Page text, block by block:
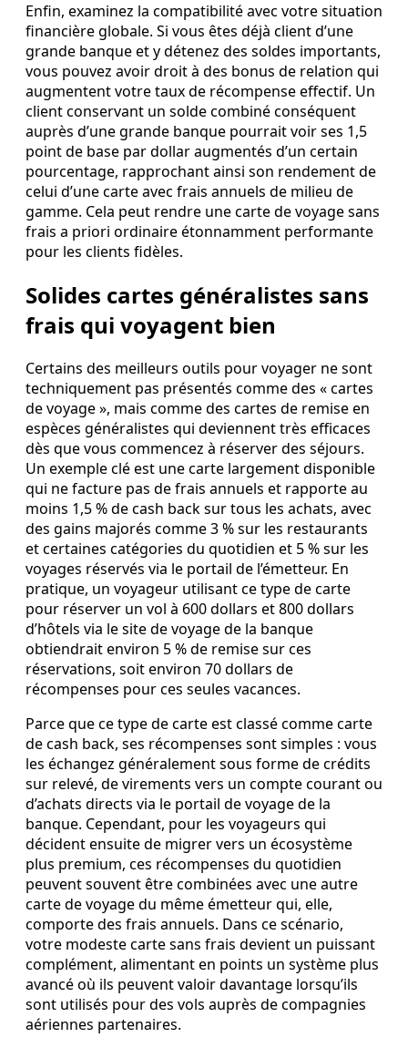
Enfin, examinez la compatibilité avec votre situation
financière globale. Si vous êtes déjà client d’une
grande banque et y détenez des soldes importants,
vous pouvez avoir droit à des bonus de relation qui
augmentent votre taux de récompense effectif. Un
client conservant un solde combiné conséquent
auprès d’une grande banque pourrait voir ses 1,5
point de base par dollar augmentés d’un certain
pourcentage, rapprochant ainsi son rendement de
celui d’une carte avec frais annuels de milieu de
gamme. Cela peut rendre une carte de voyage sans
frais a priori ordinaire étonnamment performante
pour les clients fidèles.
Solides cartes généralistes sans
frais qui voyagent bien
Certains des meilleurs outils pour voyager ne sont
techniquement pas présentés comme des « cartes
de voyage », mais comme des cartes de remise en
espèces généralistes qui deviennent très efficaces
dès que vous commencez à réserver des séjours.
Un exemple clé est une carte largement disponible
qui ne facture pas de frais annuels et rapporte au
moins 1,5 % de cash back sur tous les achats, avec
des gains majorés comme 3 % sur les restaurants
et certaines catégories du quotidien et 5 % sur les
voyages réservés via le portail de l’émetteur. En
pratique, un voyageur utilisant ce type de carte
pour réserver un vol à 600 dollars et 800 dollars
d’hôtels via le site de voyage de la banque
obtiendrait environ 5 % de remise sur ces
réservations, soit environ 70 dollars de
récompenses pour ces seules vacances.
Parce que ce type de carte est classé comme carte
de cash back, ses récompenses sont simples : vous
les échangez généralement sous forme de crédits
sur relevé, de virements vers un compte courant ou
d’achats directs via le portail de voyage de la
banque. Cependant, pour les voyageurs qui
décident ensuite de migrer vers un écosystème
plus premium, ces récompenses du quotidien
peuvent souvent être combinées avec une autre
carte de voyage du même émetteur qui, elle,
comporte des frais annuels. Dans ce scénario,
votre modeste carte sans frais devient un puissant
complément, alimentant en points un système plus
avancé où ils peuvent valoir davantage lorsqu’ils
sont utilisés pour des vols auprès de compagnies
aériennes partenaires.